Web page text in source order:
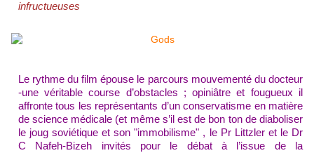
infructueuses
Le rythme du film épouse le parcours mouvementé du docteur
-une véritable course d’obstacles ; opiniâtre et fougueux il
affronte tous les représentants d’un conservatisme en matière
de science médicale (et même s’il est de bon ton de diaboliser
le joug soviétique et son "immobilisme" ,
le Pr Littzler et le Dr
C Nafeh-Bizeh invités pour le débat à l’issue de la